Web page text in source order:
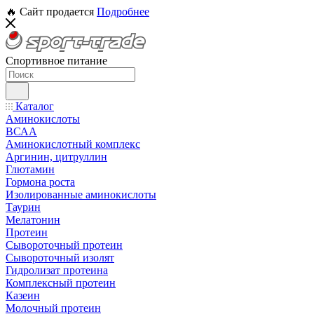
🔥 Сайт продается Подробнее
Спортивное питание
Каталог
Аминокислоты
ВСАА
Аминокислотный комплекс
Аргинин, цитруллин
Глютамин
Гормона роста
Изолированные аминокислоты
Таурин
Мелатонин
Протеин
Сывороточный протеин
Сывороточный изолят
Гидролизат протеина
Комплексный протеин
Казеин
Молочный протеин